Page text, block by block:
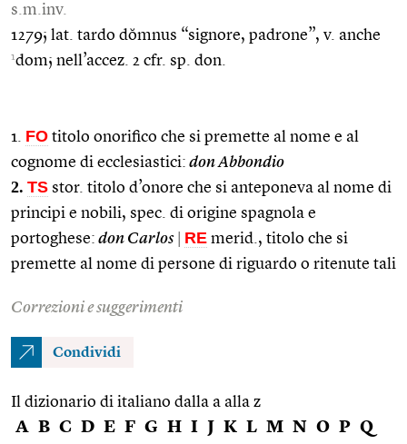
s.m.inv.
1279; lat. tardo dŏmnus “signore, padrone”, v. anche
1dom; nell’accez. 2 cfr. sp. don.
1. FO titolo onorifico che si premette al nome e al
cognome di ecclesiastici: don Abbondio
2. TS stor. titolo d’onore che si anteponeva al nome di
principi e nobili, spec. di origine spagnola e
portoghese: don Carlos RE merid., titolo che si
premette al nome di persone di riguardo o ritenute tali
Correzioni e suggerimenti
Condividi
Il dizionario di italiano dalla a alla z
A B C D E F G H I J K L M N O P Q